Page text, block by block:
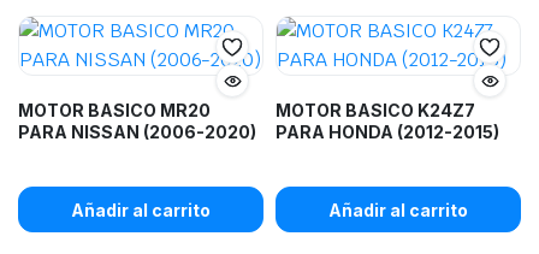
MOTOR BASICO MR20
PARA NISSAN (2006-2020)
Añadir al carrito
MOTOR BASICO K24Z7
PARA HONDA (2012-2015)
Añadir al carrito